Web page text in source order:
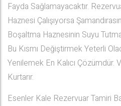
Fayda Sağlamayacaktır.
Haznesi Çalışıyorsa
Boşaltma Haznesinin Suyu
Bu Kısmı Değiştirmek Yeterli
Yenilemek En Kalıcı Çözümdür.
Kurtarır.
Esenler Kale Rezervuar Tamiri